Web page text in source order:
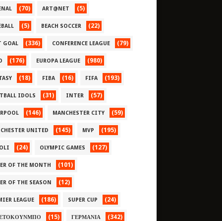
(70) ART@NET (5)
(5) BEACH SOCCER (22)
GOAL (336) CONFERENCE LEAGUE (79)
(176) EUROPA LEAGUE (980)
(18) FIBA (16) FIFA (193)
IDOLS (31) INTER (57)
(146) MANCHESTER CITY (59)
UNITED (145) MVP (195)
(24) OLYMPIC GAMES (127)
OF THE MONTH (101)
OF THE SEASON (12)
LEAGUE (186) SUPER CUP (24)
(15) ΓΕΡΜΑΝΙΑ (342)